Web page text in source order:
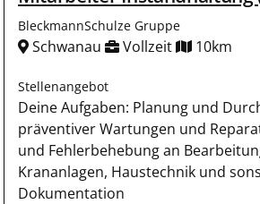
BleckmannSchulze Gruppe
Schwanau Vollzeit 10km
Stellenangebot
Deine Aufgaben: Planung und
präventiver Wartungen und
und Fehlerbehebung an
Krananlagen, Haustechnik und
Dokumentation